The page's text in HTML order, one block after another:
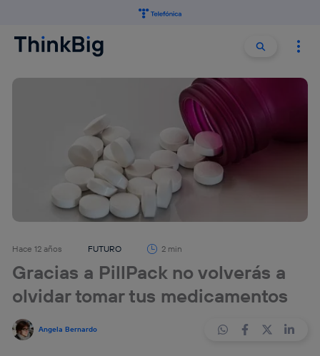
Buscar
Hace 12 años FUTURO 2 min
Gracias a PillPack no volverás a
olvidar tomar tus medicamentos
Angela Bernardo